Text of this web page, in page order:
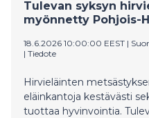
Tulevan syksyn
myönnetty Pohjois-
18.6.2026 10:00:00 EEST |
| Tiedote
Hirvieläinten
eläinkantoja kestävästi
tuottaa hyvinvointia.